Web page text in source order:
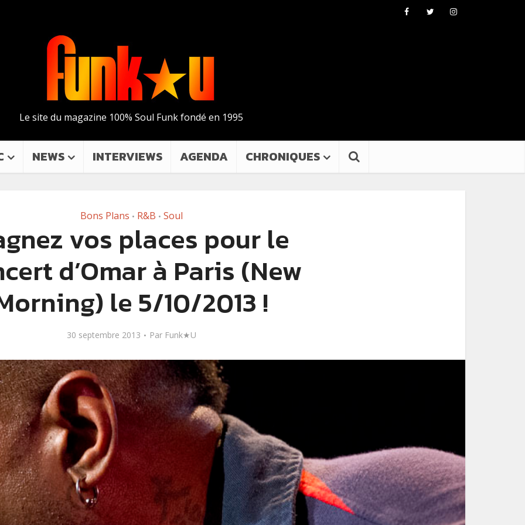
Le site du magazine 100% Soul Funk fondé en 1995
NEWS INTERVIEWS AGENDA CHRONIQUES
Bons Plans • R&B • Soul
vos places pour le
d’Omar à Paris (New
le 5/10/2013 !
30 septembre 2013 Par Funk★U